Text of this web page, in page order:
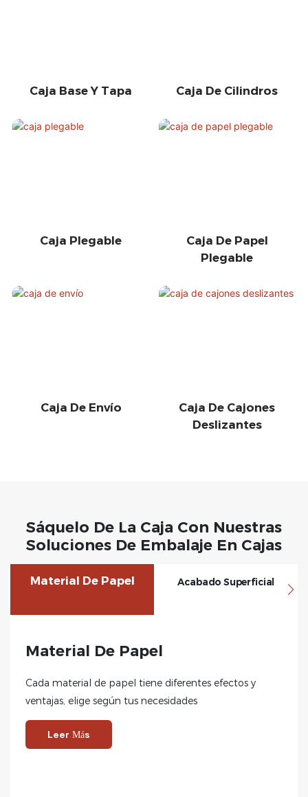
Caja Base Y Tapa Caja De Cilindros
Caja Plegable
Caja De Papel
Plegable
Caja De Envío
Caja De Cajones
Deslizantes
Sáquelo De La Caja Con Nuestras
Soluciones De Embalaje En Cajas
Material De Papel Acabado Superficial
Material De Papel
Cada material de papel tiene diferentes efectos y
ventajas, elige según tus necesidades
Leer Más